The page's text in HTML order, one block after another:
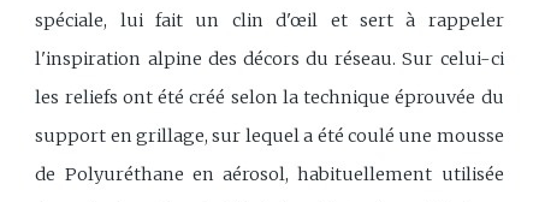
spéciale, lui fait un clin d'œil et sert à rappeler
l'inspiration alpine des décors du réseau. Sur celui-ci
les reliefs ont été créé selon la technique éprouvée du
support en grillage, sur lequel a été coulé une mousse
de Polyuréthane en aérosol, habituellement utilisée